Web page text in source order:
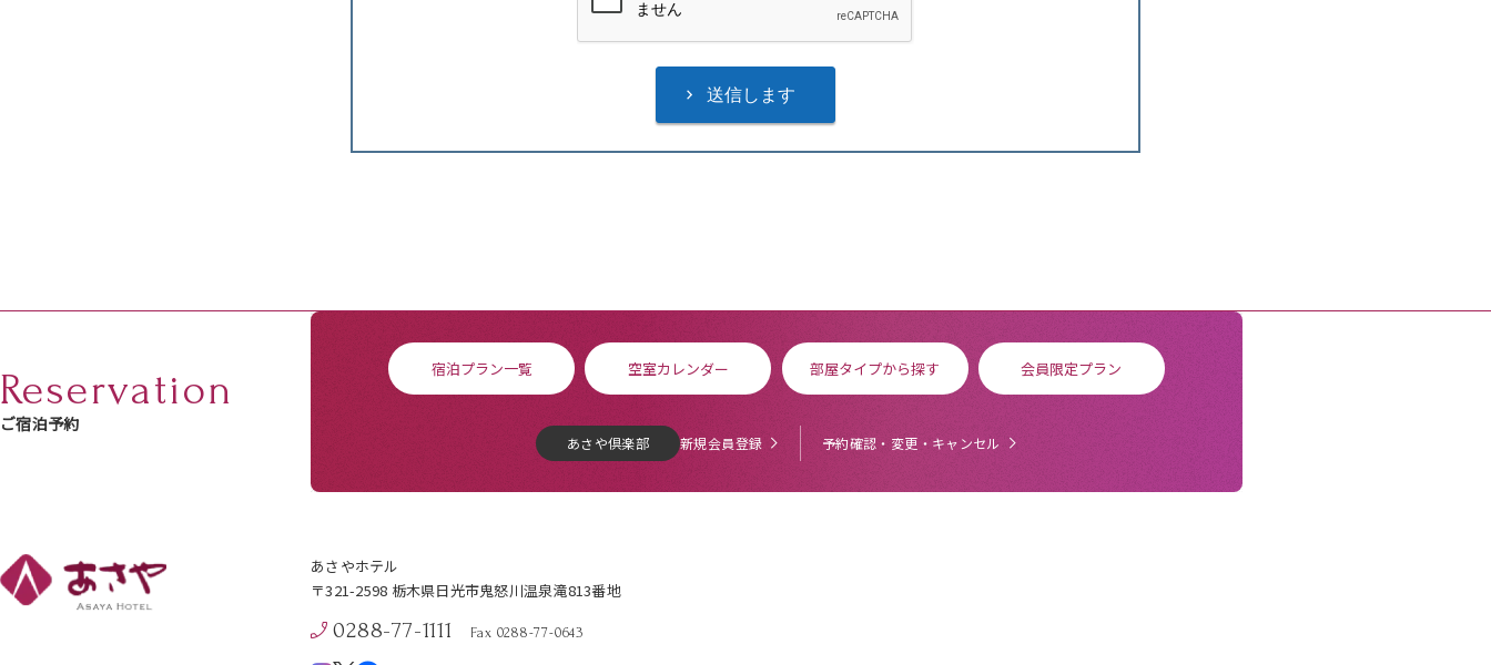
Reservation
ご宿泊予約
宿泊プラン一覧 空室カレンダー 部屋タイプから探す 会員限定プラン
あさや倶楽部 新規会員登録 予約確認・変更・キャンセル
あさやホテル
〒321-2598 栃木県日光市鬼怒川温泉滝813番地
0288-77-1111 Fax 0288-77-0643